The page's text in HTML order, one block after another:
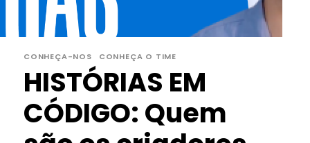
CONHEÇA-NOS CONHEÇA O TIME
HISTÓRIAS EM
CÓDIGO: Quem